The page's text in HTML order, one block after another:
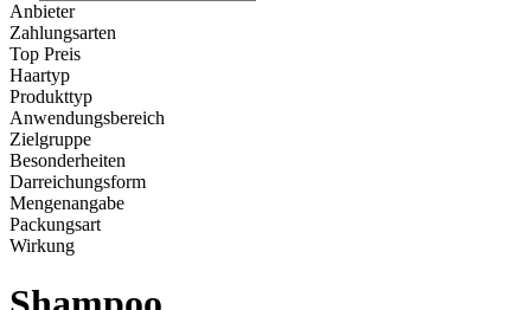
Anbieter
Zahlungsarten
Top Preis
Haartyp
Produkttyp
Anwendungsbereich
Zielgruppe
Besonderheiten
Darreichungsform
Mengenangabe
Packungsart
Wirkung